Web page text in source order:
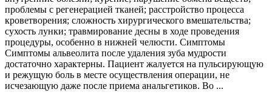
проблемы с регенерацией тканей; расстройство процесса
кроветворения; сложность хирургического вмешательства;
сухость лунки; травмирование десны в ходе проведения
процедуры, особенно в нижней челюсти. Симптомы
Симптомы альвеолита после удаления зуба мудрости
достаточно характерны. Пациент жалуется на пульсирующую
и режущую боль в месте осуществления операции, не
исчезающую даже после приема анальгетиков. Во ...